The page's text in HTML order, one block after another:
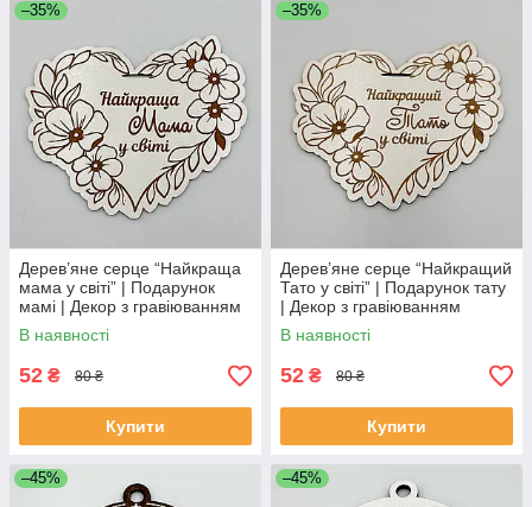
–35%
Дерев’яне серце “Найкраща
мама у світі” | Подарунок
мамі | Декор з гравіюванням
В наявності
52 ₴ 80 ₴
Купити
–35%
Дерев’яне серце “Найкращий
Тато у світі” | Подарунок тату
| Декор з гравіюванням
В наявності
52 ₴ 80 ₴
Купити
–45% –45%